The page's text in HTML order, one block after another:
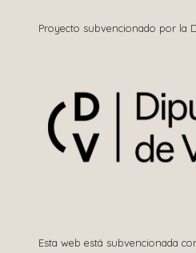
Proyecto subvencionado por la
Esta web está subvencionada